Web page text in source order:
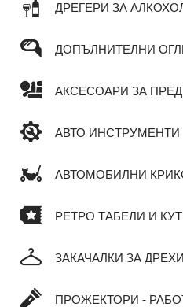
ДРЕГЕРИ ЗА
ДОПЪЛНИТЕЛНИ
АКСЕСОАРИ ЗА
АВТО ИНСТРУМЕНТИ
АВТОМОБИЛНИ
РЕТРО ТАБЕЛИ И
ЗАКАЧАЛКИ ЗА ДРЕХИ
ПРОЖЕКТОРИ -